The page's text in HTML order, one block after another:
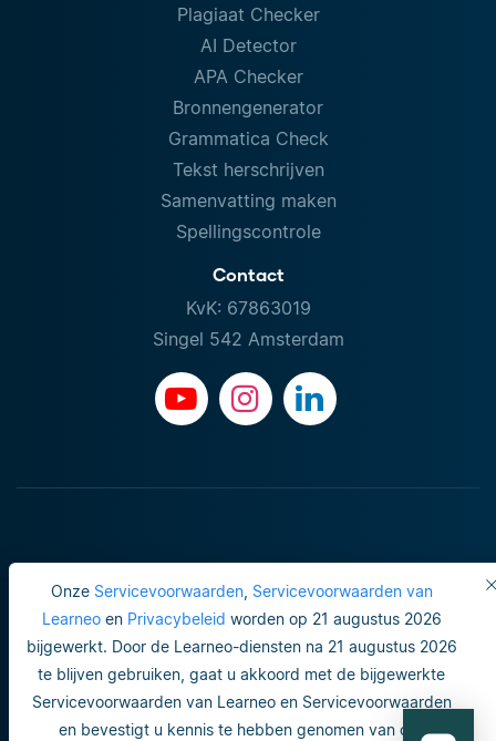
Onze Servicevoorwaarden, Servicevoorwaarden van
Learneoen Privacybeleid worden op 21 augustus 2026
bijgewerkt. Door de Learneo-diensten na 21 augustus 2026
te blijven gebruiken, gaat u akkoord met de bijgewerkte
Servicevoorwaarden van Learneo en Servicevoorwaarden
en bevestigt u kennis te hebben genomen van ons
Plagiaat Checker
AI Detector
APA Checker
Bronnengenerator
Grammatica Check
Tekst herschrijven
Samenvatting maken
Spellingscontrole
Contact
KvK: 67863019
Singel 542 Amsterdam
Gebruiksvoorwaarden
Do not sell or share my personal info